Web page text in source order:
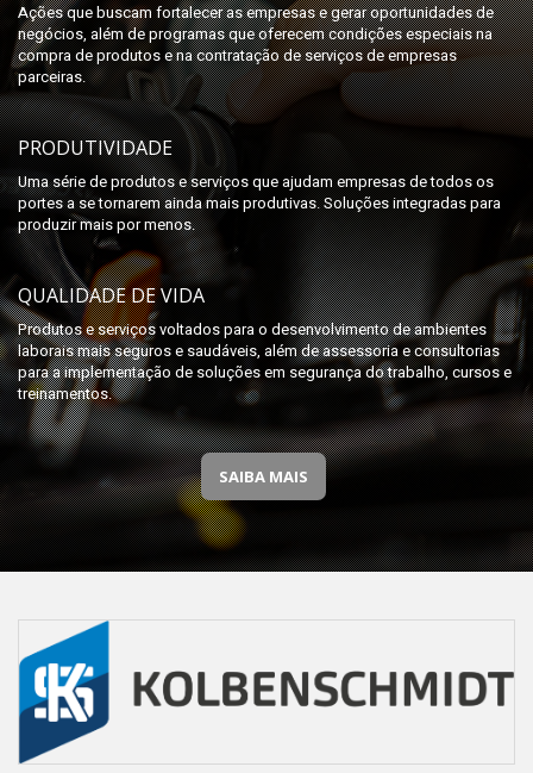
Ações que buscam fortalecer as empresas e gerar oportunidades de
negócios, além de programas que oferecem condições especiais na
compra de produtos e na contratação de serviços de empresas
parceiras.
PRODUTIVIDADE
Uma série de produtos e serviços que ajudam empresas de todos os
portes a se tornarem ainda mais produtivas. Soluções integradas para
produzir mais por menos.
QUALIDADE DE VIDA
Produtos e serviços voltados para o desenvolvimento de ambientes
laborais mais seguros e saudáveis, além de assessoria e consultorias
para a implementação de soluções em segurança do trabalho, cursos e
treinamentos.
SAIBA MAIS